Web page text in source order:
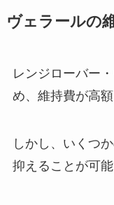
ヴェラールの
レンジローバー
め、維持費が高
しかし、いくつ
抑えることが可能